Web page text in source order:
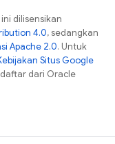
dilisensikan
4.0, sedangkan
Apache 2.0. Untuk
Situs Google
dari Oracle